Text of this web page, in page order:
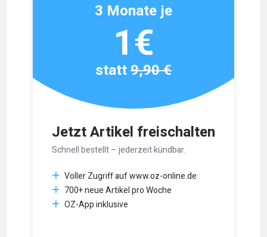
Jetzt Artikel freischalten
Schnell bestellt – jederzeit kündbar.
Voller Zugriff auf www.oz-online.de
700+ neue Artikel pro Woche
OZ-App inklusive
3 Monate je
1€
statt9,90 €